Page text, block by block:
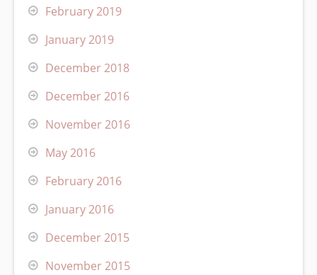
February 2019
January 2019
December 2018
December 2016
November 2016
May 2016
February 2016
January 2016
December 2015
November 2015